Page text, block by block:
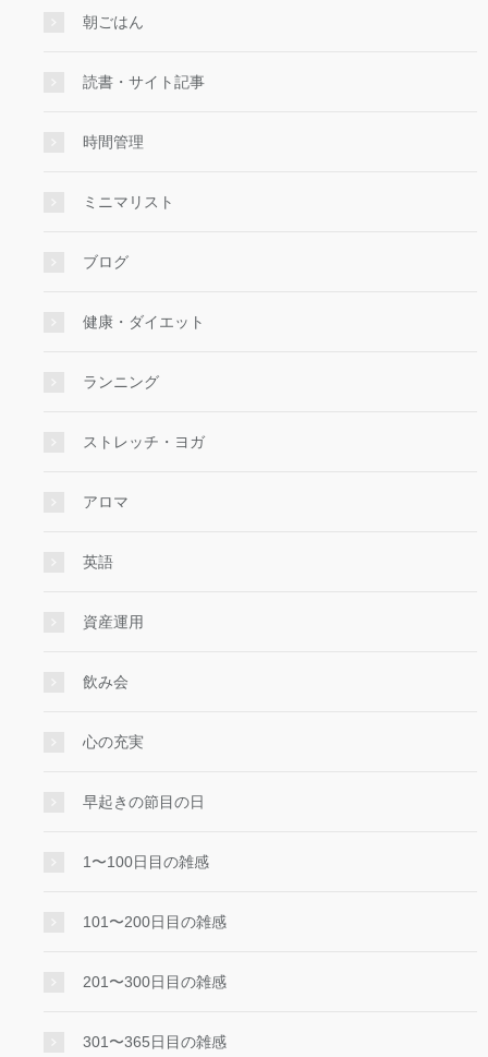
朝ごはん
読書・サイト記事
時間管理
ミニマリスト
ブログ
健康・ダイエット
ランニング
ストレッチ・ヨガ
アロマ
英語
資産運用
飲み会
心の充実
早起きの節目の日
1〜100日目の雑感
101〜200日目の雑感
201〜300日目の雑感
301〜365日目の雑感